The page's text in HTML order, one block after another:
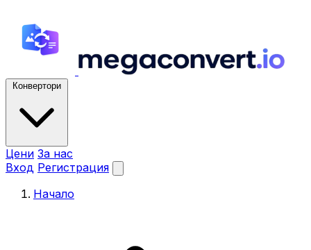
Конвертори
Цени За нас
Вход Регистрация
Начало